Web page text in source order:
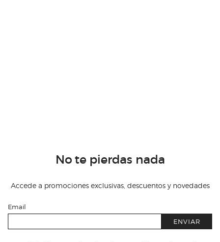
No te pierdas nada
Accede a promociones exclusivas, descuentos y novedades
Email
ENVIAR